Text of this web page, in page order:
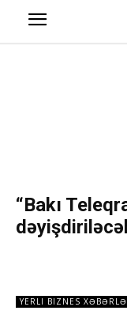
“Bakı
YERLI BIZNES